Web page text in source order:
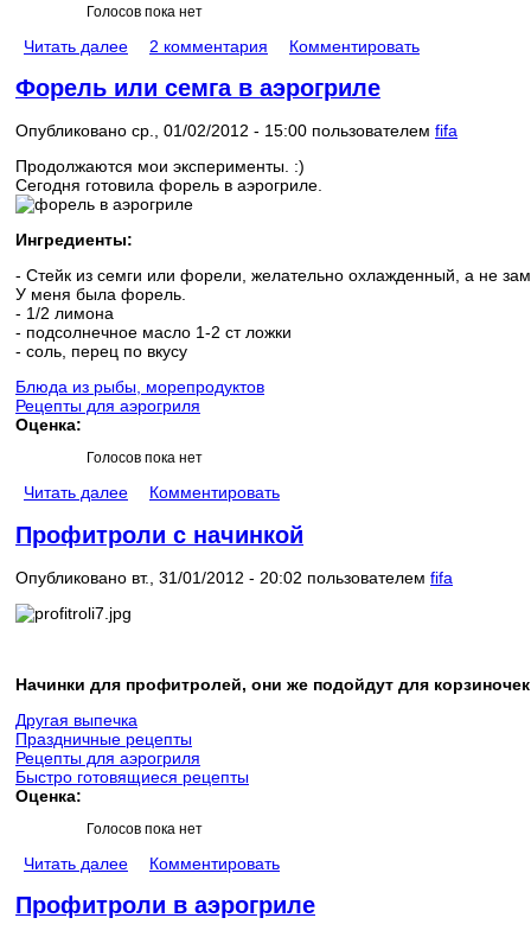
Голосов пока нет
Читать далее 2 комментария Комментировать
Форель или семга в аэрогриле
Опубликовано ср., 01/02/2012 - 15:00 пользователем fifa
Продолжаются мои эксперименты. :)
Сегодня готовила форель в аэрогриле.
Ингредиенты:
- Стейк из семги или форели, желательно охлажденный, а не
У меня была форель.
- 1/2 лимона
- подсолнечное масло 1-2 ст ложки
- соль, перец по вкусу
Блюда из рыбы, морепродуктов
Рецепты для аэрогриля
Оценка:
Голосов пока нет
Читать далее Комментировать
Профитроли с начинкой
Опубликовано вт., 31/01/2012 - 20:02 пользователем fifa
Начинки для профитролей, они же подойдут для корзиночек
Другая выпечка
Праздничные рецепты
Рецепты для аэрогриля
Быстро готовящиеся рецепты
Оценка:
Голосов пока нет
Читать далее Комментировать
Профитроли в аэрогриле